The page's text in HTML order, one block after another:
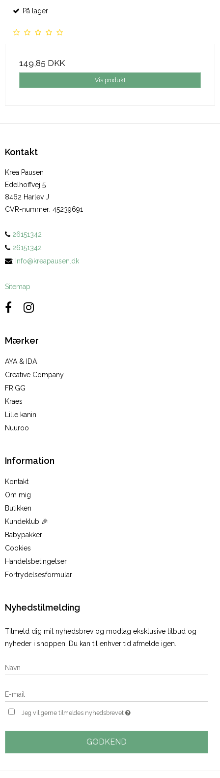
På lager
149,85 DKK
Vis produkt
Kontakt
Krea Pausen
Edelhoffvej 5
8462 Harlev J
CVR-nummer: 45239691
26151342
26151342
: Info@kreapausen.dk
Sitemap
Mærker
AYA & IDA
Creative Company
FRIGG
Kraes
Lille kanin
Nuuroo
Information
Kontakt
Om mig
Butikken
Kundeklub 🎉
Babypakker
Cookies
Handelsbetingelser
Fortrydelsesformular
Nyhedstilmelding
Tilmeld dig mit nyhedsbrev og modtag eksklusive tilbud og
nyheder i shoppen. Du kan til enhver tid afmelde igen.
Jeg vil gerne tilmeldes nyhedsbrevet
GODKEND